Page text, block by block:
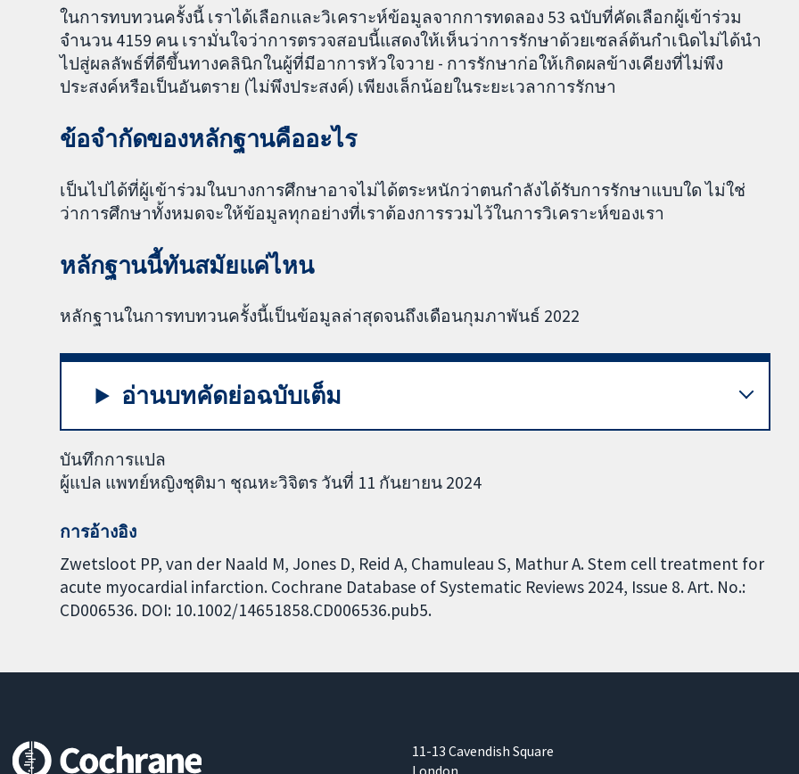
ในการทบทวนครั้งนี้ เราได้เลือกและวิเคราะห์ข้อมูลจากการทดลอง 53 ฉบับที่คัดเลือกผู้เข้าร่วม
จำนวน 4159 คน เรามั่นใจว่าการตรวจสอบนี้แสดงให้เห็นว่าการรักษาด้วยเซลล์ต้นกำเนิดไม่ได้นำ
ไปสู่ผลลัพธ์ที่ดีขึ้นทางคลินิกในผู้ที่มีอาการหัวใจวาย - การรักษาก่อให้เกิดผลข้างเคียงที่ไม่พึง
ประสงค์หรือเป็นอันตราย (ไม่พึงประสงค์) เพียงเล็กน้อยในระยะเวลาการรักษา
ข้อจำกัดของหลักฐานคืออะไร
เป็นไปได้ที่ผู้เข้าร่วมในบางการศึกษาอาจไม่ได้ตระหนักว่าตนกำลังได้รับการรักษาแบบใด ไม่ใช่
ว่าการศึกษาทั้งหมดจะให้ข้อมูลทุกอย่างที่เราต้องการรวมไว้ในการวิเคราะห์ของเรา
หลักฐานนี้ทันสมัยแค่ไหน
หลักฐานในการทบทวนครั้งนี้เป็นข้อมูลล่าสุดจนถึงเดือนกุมภาพันธ์ 2022
อ่านบทคัดย่อฉบับเต็ม
บันทึกการแปล
ผู้แปล แพทย์หญิงชุติมา ชุณหะวิจิตร วันที่ 11 กันยายน 2024
การอ้างอิง
Zwetsloot PP, van der Naald M, Jones D, Reid A, Chamuleau S, Mathur A. Stem cell treatment for
acute myocardial infarction. Cochrane Database of Systematic Reviews 2024, Issue 8. Art. No.:
CD006536. DOI: 10.1002/14651858.CD006536.pub5.
11-13 Cavendish Square